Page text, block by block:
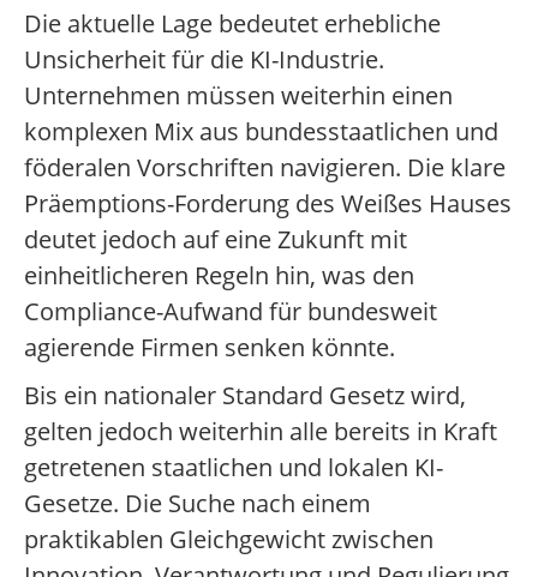
Die aktuelle Lage bedeutet erhebliche
Unsicherheit für die KI-Industrie.
Unternehmen müssen weiterhin einen
komplexen Mix aus bundesstaatlichen und
föderalen Vorschriften navigieren. Die klare
Präemptions-Forderung des Weißes Hauses
deutet jedoch auf eine Zukunft mit
einheitlicheren Regeln hin, was den
Compliance-Aufwand für bundesweit
agierende Firmen senken könnte.
Bis ein nationaler Standard Gesetz wird,
gelten jedoch weiterhin alle bereits in Kraft
getretenen staatlichen und lokalen KI-
Gesetze. Die Suche nach einem
praktikablen Gleichgewicht zwischen